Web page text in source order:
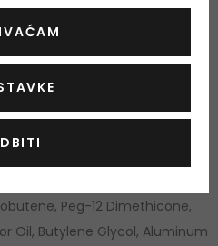
6 Polyricinoleate,
Ammonium
25 Methacrylate
Peg-12 Dimethicone,
Oil, Butylene Glycol, Aluminum